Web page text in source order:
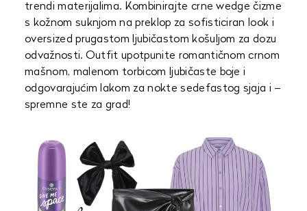
trendi materijalima. Kombinirajte crne wedge čizme
s kožnom suknjom na preklop za sofisticiran look i
oversized prugastom ljubičastom košuljom za dozu
odvažnosti. Outfit upotpunite romantičnom crnom
mašnom, malenom torbicom ljubičaste boje i
odgovarajućim lakom za nokte sedefastog sjaja i –
spremne ste za grad!